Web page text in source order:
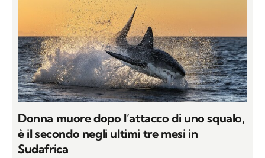
Donna muore dopo l’attacco di uno squalo,
è il secondo negli ultimi tre mesi in
Sudafrica